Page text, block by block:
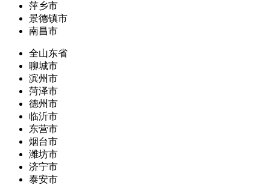
萍乡市
景德镇市
南昌市
全山东省
聊城市
滨州市
菏泽市
德州市
临沂市
东营市
烟台市
潍坊市
济宁市
泰安市